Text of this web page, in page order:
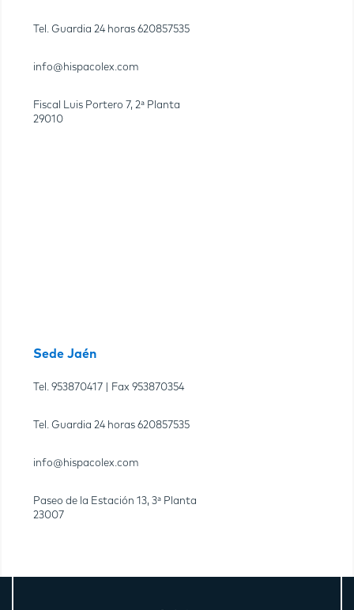
Tel. Guardia 24 horas 620857535
info@hispacolex.com
Fiscal Luis Portero 7, 2ª Planta
29010
Sede Jaén
Tel. 953870417 | Fax 953870354
Tel. Guardia 24 horas 620857535
info@hispacolex.com
Paseo de la Estación 13, 3ª Planta
23007